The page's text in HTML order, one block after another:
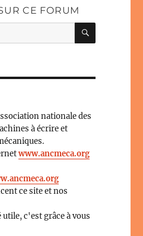
CE FORUM
nationale des
à écrire et
www.ancmeca.org
ce site et nos
utile, c'est grâce à vous